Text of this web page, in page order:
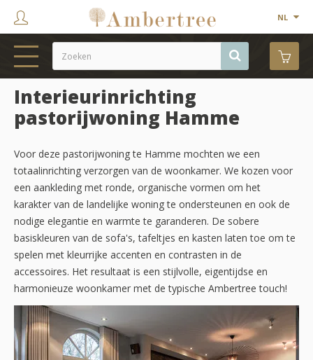
NL
HOME
WEBSHOP
SHOWROOM
PROJECTEN
MERKEN
OVER ONS
CONTACT
Interieurinrichting
pastorijwoning Hamme
Voor deze pastorijwoning te Hamme mochten we een
totaalinrichting verzorgen van de woonkamer. We kozen voor
een aankleding met ronde, organische vormen om het
karakter van de landelijke woning te ondersteunen en ook de
nodige elegantie en warmte te garanderen. De sobere
basiskleuren van de sofa's, tafeltjes en kasten laten toe om te
spelen met kleurrijke accenten en contrasten in de
accessoires. Het resultaat is een stijlvolle, eigentijdse en
harmonieuze woonkamer met de typische Ambertree touch!